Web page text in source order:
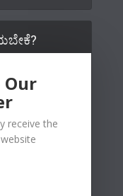
Our
receive the